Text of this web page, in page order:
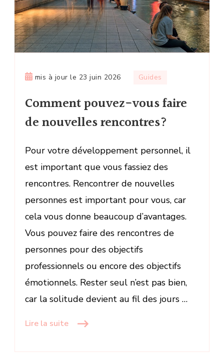
mis à jour le 23 juin 2026 Guides
Comment pouvez-vous faire
de nouvelles rencontres?
Pour votre développement personnel, il
est important que vous fassiez des
rencontres. Rencontrer de nouvelles
personnes est important pour vous, car
cela vous donne beaucoup d’avantages.
Vous pouvez faire des rencontres de
personnes pour des objectifs
professionnels ou encore des objectifs
émotionnels. Rester seul n’est pas bien,
car la solitude devient au fil des jours …
Lire la suite